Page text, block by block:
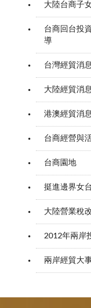
大陸台商子
台商回台投
導
台灣經貿消
大陸經貿消
港澳經貿消
台商經營與
台商園地
挺進邊界女
大陸營業稅
2012年兩岸
兩岸經貿大